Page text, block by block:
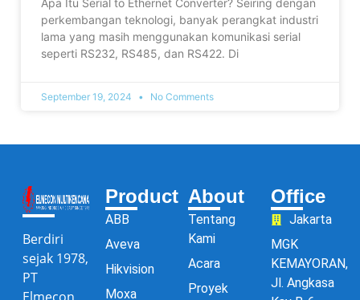
perkembangan teknologi, banyak perangkat industri
lama yang masih menggunakan komunikasi serial
seperti RS232, RS485, dan RS422. Di
September 19, 2024 No Comments
Berdiri
sejak 1978,
PT
Product
ABB
Aveva
Hikvision
Moxa
About
Tentang
Kami
Acara
Proyek
Office
Jakarta
MGK
KEMAYORAN,
Jl. Angkasa